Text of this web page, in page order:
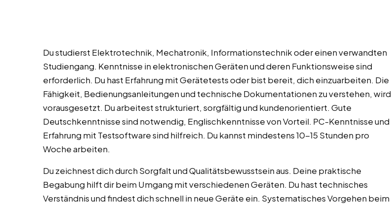
Du studierst Elektrotechnik, Mechatronik, Informationstechnik oder einen verwandten
Studiengang. Kenntnisse in elektronischen Geräten und deren Funktionsweise sind
erforderlich. Du hast Erfahrung mit Gerätetests oder bist bereit, dich einzuarbeiten. Die
Fähigkeit, Bedienungsanleitungen und technische Dokumentationen zu verstehen, wird
vorausgesetzt. Du arbeitest strukturiert, sorgfältig und kundenorientiert. Gute
Deutschkenntnisse sind notwendig, Englischkenntnisse von Vorteil. PC-Kenntnisse und
Erfahrung mit Testsoftware sind hilfreich. Du kannst mindestens 10-15 Stunden pro
Woche arbeiten.
Du zeichnest dich durch Sorgfalt und Qualitätsbewusstsein aus. Deine praktische
Begabung hilft dir beim Umgang mit verschiedenen Geräten. Du hast technisches
Verständnis und findest dich schnell in neue Geräte ein. Systematisches Vorgehen beim